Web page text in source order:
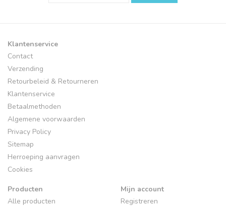
Klantenservice
Contact
Verzending
Retourbeleid & Retourneren
Klantenservice
Betaalmethoden
Algemene voorwaarden
Privacy Policy
Sitemap
Herroeping aanvragen
Cookies
Producten
Alle producten
Mijn account
Registreren